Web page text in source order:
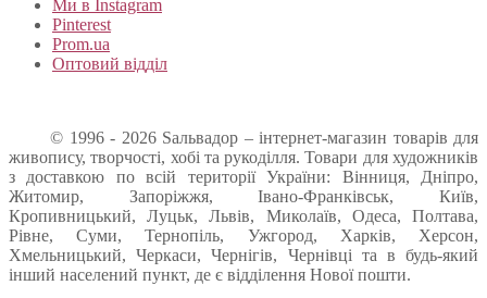
Ми в Instagram
Pinterest
Prom.ua
Оптовий відділ
© 1996 - 2026 Sальвадор – інтернет-магазин товарів для
живопису, творчості, хобі та рукоділля. Товари для художників
з доставкою по всій території України: Вінниця, Дніпро,
Житомир, Запоріжжя, Івано-Франківськ, Київ,
Кропивницький, Луцьк, Львів, Миколаїв, Одеса, Полтава,
Рівне, Суми, Тернопіль, Ужгород, Харків, Херсон,
Хмельницький, Черкаси, Чернігів, Чернівці та в будь-який
інший населений пункт, де є відділення Нової пошти.